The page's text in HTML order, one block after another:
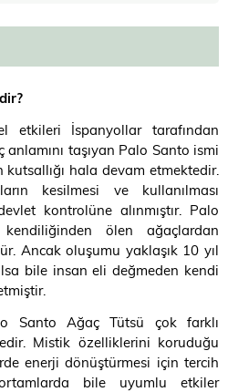
etkileri İspanyollar tarafından
taşıyan Palo Santo ismi
kutsallığı hala devam etmektedir.
kesilmesi ve kullanılması
kontrolüne alınmıştır. Palo
ölen ağaçlardan
Ancak oluşumu yaklaşık 10 yıl
bile insan eli değmeden kendi
Santo Ağaç Tütsü çok farklı
Mistik özelliklerini koruduğu
enerji dönüştürmesi için tercih
bile uyumlu etkiler